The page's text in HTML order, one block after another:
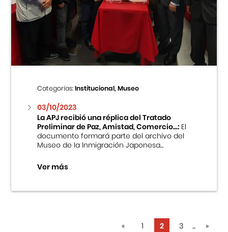
Categorías:Institucional, Museo
03/10/2023
La APJ recibió una réplica del Tratado
Preliminar de Paz, Amistad, Comercio...:El
documento formará parte del archivo del
Museo de la Inmigración Japonesa...
Ver más
« 1 2 3 ... »